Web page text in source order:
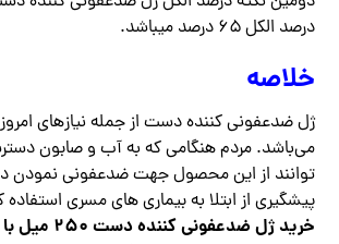
درصد الکل ۶۵ درصد میباشد.
خلاصه
ژل ضدعفونی کننده دست از جمله نیازهای
می‌باشد. مردم هنگامی که به آب و صابون
توانند از این محصول جهت ضدعفونی نمودن
پیشگیری از ابتلا به بیماری ‌های مسری استفاده
خرید ژل ضدعفونی کننده دست ۲۵۰ میل با بهترین قیمت